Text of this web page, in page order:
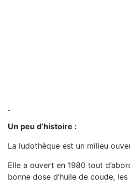
Un peu d’histoire :
La ludothèque est un milieu
Elle a ouvert en 1980 tout
bonne dose d’huile de coude,